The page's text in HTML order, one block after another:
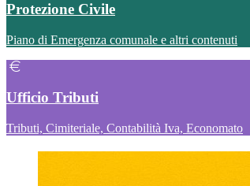
Protezione Civile
Piano di Emergenza comunale e altri contenuti
Ufficio Tributi
Tributi, Cimiteriale, Contabilità Iva, Economato